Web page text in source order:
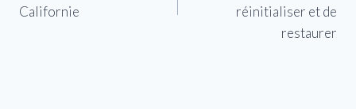
l’article
Californie
réinitialiser et de
restaurer